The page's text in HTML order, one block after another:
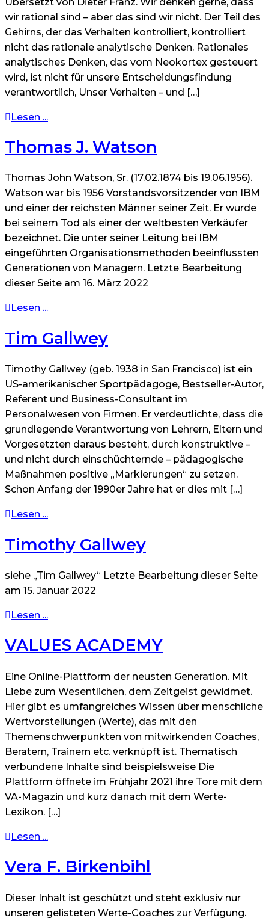
wir rational sind – aber das sind wir nicht. Der Teil des
Gehirns, der das Verhalten kontrolliert, kontrolliert
nicht das rationale analytische Denken. Rationales
analytisches Denken, das vom Neokortex gesteuert
wird, ist nicht für unsere Entscheidungsfindung
verantwortlich, Unser Verhalten – und […]
Lesen ...
Thomas J. Watson
Thomas John Watson, Sr. (17.02.1874 bis 19.06.1956).
Watson war bis 1956 Vorstandsvorsitzender von IBM
und einer der reichsten Männer seiner Zeit. Er wurde
bei seinem Tod als einer der weltbesten Verkäufer
bezeichnet. Die unter seiner Leitung bei IBM
eingeführten Organisationsmethoden beeinflussten
Generationen von Managern. Letzte Bearbeitung
dieser Seite am 16. März 2022
Lesen ...
Tim Gallwey
Timothy Gallwey (geb. 1938 in San Francisco) ist ein
US-amerikanischer Sportpädagoge, Bestseller-Autor,
Referent und Business-Consultant im
Personalwesen von Firmen. Er verdeutlichte, dass die
grundlegende Verantwortung von Lehrern, Eltern und
Vorgesetzten daraus besteht, durch konstruktive –
und nicht durch einschüchternde – pädagogische
Maßnahmen positive „Markierungen“ zu setzen.
Schon Anfang der 1990er Jahre hat er dies mit […]
Lesen ...
Timothy Gallwey
siehe „Tim Gallwey“ Letzte Bearbeitung dieser Seite
am 15. Januar 2022
Lesen ...
VALUES ACADEMY
Eine Online-Plattform der neusten Generation. Mit
Liebe zum Wesentlichen, dem Zeitgeist gewidmet.
Hier gibt es umfangreiches Wissen über menschliche
Wertvorstellungen (Werte), das mit den
Themenschwerpunkten von mitwirkenden Coaches,
Beratern, Trainern etc. verknüpft ist. Thematisch
verbundene Inhalte sind beispielsweise Die
Plattform öffnete im Frühjahr 2021 ihre Tore mit dem
VA-Magazin und kurz danach mit dem Werte-
Lexikon. […]
Lesen ...
Vera F. Birkenbihl
Dieser Inhalt ist geschützt und steht exklusiv nur
unseren gelisteten Werte-Coaches zur Verfügung.